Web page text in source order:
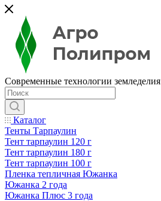
Современные технологии земледелия
Каталог
Тенты Тарпаулин
Тент тарпаулин 120 г
Тент тарпаулин 180 г
Тент тарпаулин 100 г
Пленка тепличная Южанка
Южанка 2 года
Южанка Плюс 3 года